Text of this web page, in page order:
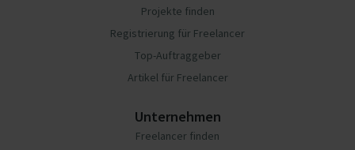
Projekte finden
Registrierung für Freelancer
Top-Auftraggeber
Artikel für Freelancer
Unternehmen
Freelancer finden